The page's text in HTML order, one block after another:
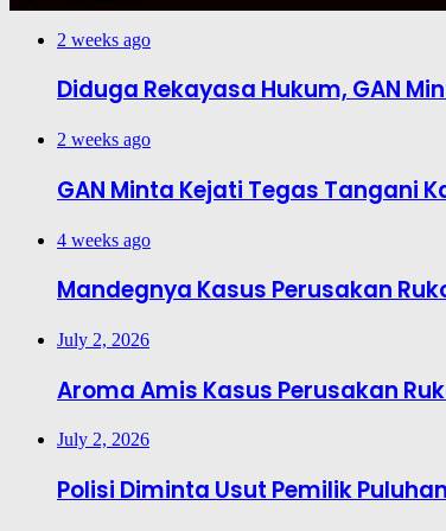
2 weeks ago
Diduga Rekayasa Hukum, GAN
2 weeks ago
GAN Minta Kejati Tegas Tangani
4 weeks ago
Mandegnya Kasus Perusakan
July 2, 2026
Aroma Amis Kasus Perusakan
July 2, 2026
Polisi Diminta Usut Pemilik